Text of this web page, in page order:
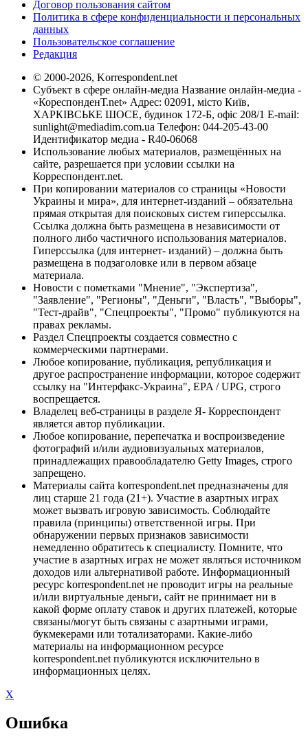
Договор пользования сайтом
Политика в сфере конфиденциальности и персональных
данных
Пользовательское соглашение
Редакция
© 2000-2026, Korrespondent.net
Субъект в сфере онлайн-медиа Название онлайн-медиа -
«КореспонденТ.net» Адрес: 02091, місто Київ,
ХАРКІВСЬКЕ ШОСЕ, будинок 172-Б, офіс 208/1 E-mail:
sunlight@mediadim.com.ua Телефон: 044-205-43-00
Идентификатор медиа - R40-06068
Использование любых материалов, размещённых на
сайте, разрешается при условии ссылки на
Корреспондент.net.
При копировании материалов со страницы «Новости
Украины и мира», для интернет-изданий – обязательна
прямая открытая для поисковых систем гиперссылка.
Ссылка должна быть размещена в независимости от
полного либо частичного использования материалов.
Гиперссылка (для интернет- изданий) – должна быть
размещена в подзаголовке или в первом абзаце
материала.
Новости с пометками "Мнение", "Экспертиза",
"Заявление", "Регионы", "Деньги", "Власть", "Выборы",
"Тест-драйв", "Спецпроекты", "Промо" публикуются на
правах рекламы.
Раздел Спецпроекты создается совместно с
коммерческими партнерами.
Любое копирование, публикация, републикация и
другое распространение информации, которое содержит
ссылку на "Интерфакс-Украина", EPA / UPG, строго
воспрещается.
Владелец веб-страницы в разделе Я- Корреспондент
является автор публикации.
Любое копирование, перепечатка и воспроизведение
фотографий и/или аудиовизуальных материалов,
принадлежащих правообладателю Getty Images, строго
запрещено.
Материалы сайта korrespondent.net предназначены для
лиц старше 21 года (21+). Участие в азартных играх
может вызвать игровую зависимость. Соблюдайте
правила (принципы) ответственной игры. При
обнаружении первых признаков зависимости
немедленно обратитесь к специалисту. Помните, что
участие в азартных играх не может являться источником
доходов или альтернативой работе. Информационный
ресурс korrespondent.net не проводит игры на реальные
и/или виртуальные деньги, сайт не принимает ни в
какой форме оплату ставок и других платежей, которые
связаны/могут быть связаны с азартными играми,
букмекерами или тотализаторами. Какие-либо
материалы на информационном ресурсе
korrespondent.net публикуются исключительно в
информационных целях.
X
Ошибка